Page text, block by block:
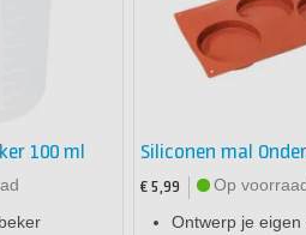
100 ml Siliconen mal
€ 5,99
Op
Ontwerp je